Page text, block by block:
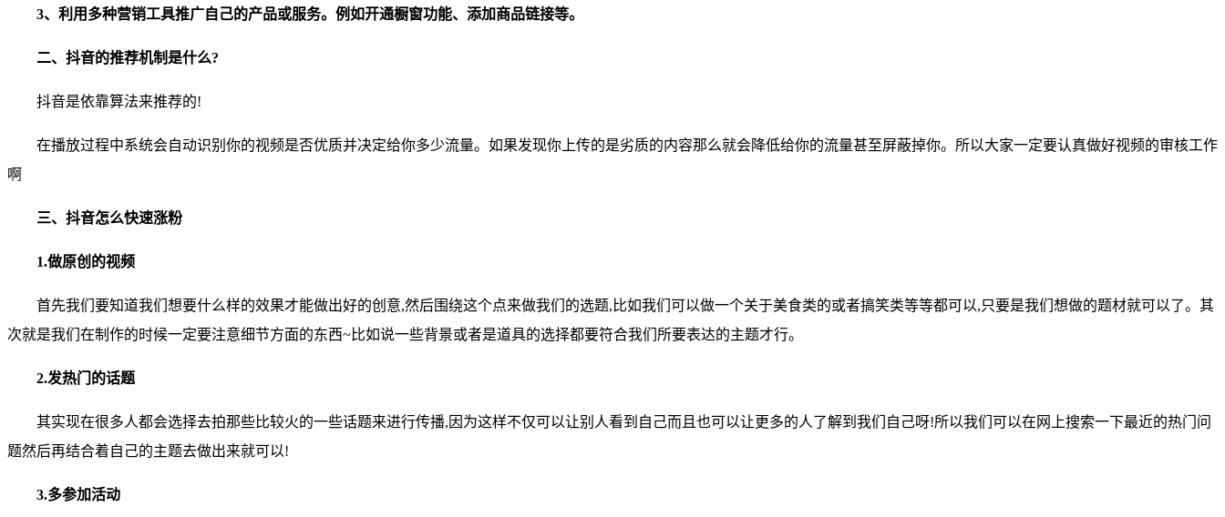
3、利用多种营销工具推广自己的产品或服务。例如开通橱窗功能、添加商品链接等。
二、抖音的推荐机制是什么?
抖音是依靠算法来推荐的!
在播放过程中系统会自动识别你的视频是否优质并决定给你多少流量。如果发现你上传的是劣质的内容那么就会降低给你的流量甚至屏蔽掉你。所以大家一定要认真做好视频的审核工作
啊
三、抖音怎么快速涨粉
1.做原创的视频
首先我们要知道我们想要什么样的效果才能做出好的创意,然后围绕这个点来做我们的选题,比如我们可以做一个关于美食类的或者搞笑类等等都可以,只要是我们想做的题材就可以了。其
次就是我们在制作的时候一定要注意细节方面的东西~比如说一些背景或者是道具的选择都要符合我们所要表达的主题才行。
2.发热门的话题
其实现在很多人都会选择去拍那些比较火的一些话题来进行传播,因为这样不仅可以让别人看到自己而且也可以让更多的人了解到我们自己呀!所以我们可以在网上搜索一下最近的热门问
题然后再结合着自己的主题去做出来就可以!
3.多参加活动